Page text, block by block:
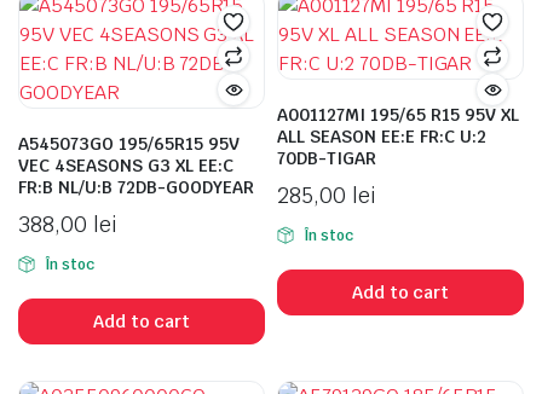
A545073GO 195/65R15 95V
VEC 4SEASONS G3 XL EE:C
FR:B NL/U:B 72DB-GOODYEAR
388,00 lei
În stoc
Add to cart
A001127MI 195/65 R15 95V XL
ALL SEASON EE:E FR:C U:2
70DB-TIGAR
285,00 lei
În stoc
Add to cart